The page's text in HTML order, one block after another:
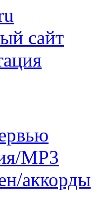
MP3
аккорды